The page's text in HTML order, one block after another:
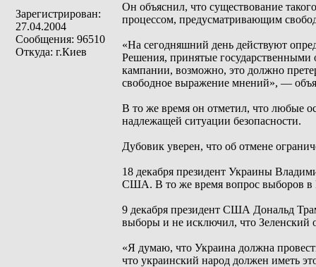
Зарегистрирован:
27.04.2004
Сообщения: 96510
Откуда: г.Киев
Он объяснил, что существование
процессом, предусматривающим
«На сегодняшний день действуют
Решения, принятые
кампании, возможно, это должно
свободное выражение мнений», —
В то же время он отметил, что любые
надлежащей ситуации безопасности.
Дубовик уверен, что об отмене
18 декабря президент Украины
США. В то же время вопрос выборов в
9 декабря президент США Дональд
выборы и не исключил, что Зеленский
«Я думаю, что Украина должна
что украинский народ должен иметь